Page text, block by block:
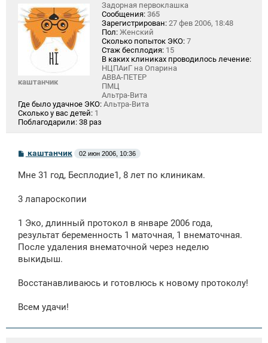
каштанчик
Задорная первоклашка
Сообщения: 365
Зарегистрирован: 27 фев 2006, 18:48
Пол: Женский
Сколько попыток ЭКО: 7
Стаж бесплодия: 15
В каких клиниках проводилось лечение:
НЦПАиГ на Опарина
АВВА-ПЕТЕР
ПМЦ
Альтра-Вита
Где было удачное ЭКО: Альтра-Вита
Сколько у вас детей: 1
Поблагодарили: 38 раз
С
б
н
е
каштанчик 02 июн 2006, 10:36
Мне 31 год, Бесплодие1, 8 лет по клиникам.
3 лапароскопии
1 Эко, длинный протокол в январе 2006 года,
результат беременность 1 маточная, 1 внематочная.
После удаления внематочной через неделю
выкидыш.
Восстанавливаюсь и готовлюсь к новому протоколу!
Всем удачи!